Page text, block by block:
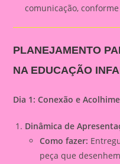
comunicação, conforme
PLANEJAMENTO
NA EDUCAÇÃO
Dia 1: Conexão e
Dinâmica de
Como fazer:
peça que